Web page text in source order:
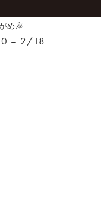
め座
– 2/18